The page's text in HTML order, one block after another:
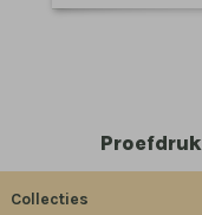
Proefdruk
Collecties